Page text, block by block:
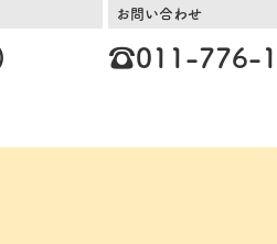
お問い合わせ
☎️011-776-